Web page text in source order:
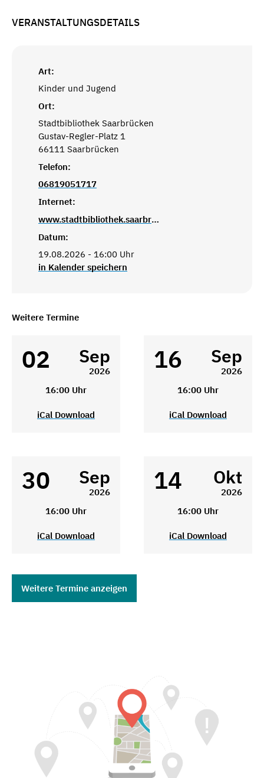
VERANSTALTUNGSDETAILS
Art:
Kinder und Jugend
Ort:
Stadtbibliothek Saarbrücken
Gustav-Regler-Platz 1
66111 Saarbrücken
Telefon:
06819051717
Internet:
www.stadtbibliothek.saarbruecken.de
Datum:
19.08.2026 - 16:00 Uhr
in Kalender speichern
Weitere Termine
02 Sep
2026
16:00 Uhr
iCal Download
16 Sep
2026
16:00 Uhr
iCal Download
30 Sep
2026
16:00 Uhr
iCal Download
14 Okt
2026
16:00 Uhr
iCal Download
Weitere Termine anzeigen